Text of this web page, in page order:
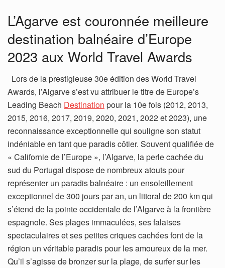
L’Agarve est couronnée meilleure
destination balnéaire d’Europe
2023 aux World Travel Awards
Lors de la prestigieuse 30e édition des World Travel
Awards, l’Algarve s’est vu attribuer le titre de Europe’s
Leading Beach Destination pour la 10e fois (2012, 2013,
2015, 2016, 2017, 2019, 2020, 2021, 2022 et 2023), une
reconnaissance exceptionnelle qui souligne son statut
indéniable en tant que paradis côtier. Souvent qualifiée de
« Californie de l’Europe », l’Algarve, la perle cachée du
sud du Portugal dispose de nombreux atouts pour
représenter un paradis balnéaire : un ensoleillement
exceptionnel de 300 jours par an, un littoral de 200 km qui
s’étend de la pointe occidentale de l’Algarve à la frontière
espagnole. Ses plages immaculées, ses falaises
spectaculaires et ses petites criques cachées font de la
région un véritable paradis pour les amoureux de la mer.
Qu’il s’agisse de bronzer sur la plage, de surfer sur les